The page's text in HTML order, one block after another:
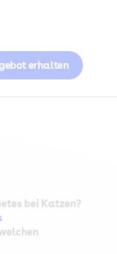
erhalten
bei Katzen?